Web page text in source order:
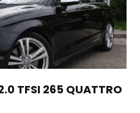
TFSI 265 QUATTRO